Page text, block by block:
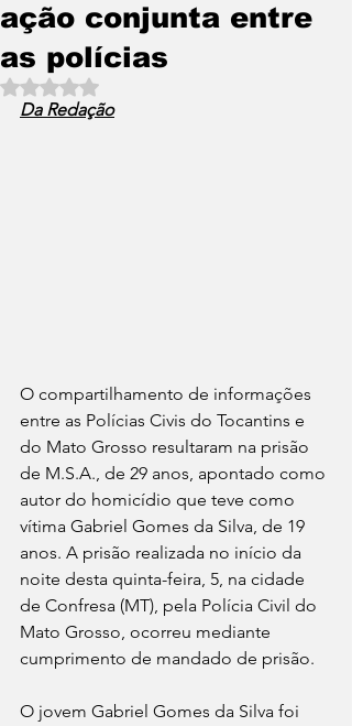
ação conjunta entre
as polícias
Avaliado com NaN de 5 estrelas.
Da Redação
O compartilhamento de informações
entre as Polícias Civis do Tocantins e
do Mato Grosso resultaram na prisão
de M.S.A., de 29 anos, apontado como
autor do homicídio que teve como
vítima Gabriel Gomes da Silva, de 19
anos. A prisão realizada no início da
noite desta quinta-feira, 5, na cidade
de Confresa (MT), pela Polícia Civil do
Mato Grosso, ocorreu mediante
cumprimento de mandado de prisão.
O jovem Gabriel Gomes da Silva foi